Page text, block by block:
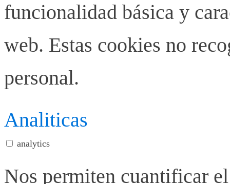
funcionalidad básica y
web. Estas cookies no
personal.
Analiticas
analytics
Nos permiten cuantificar